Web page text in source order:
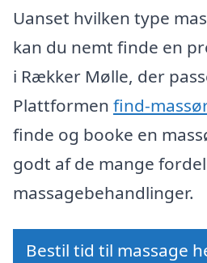
Uanset hvilken type
kan du nemt finde en
i Rækker Mølle, der
Plattformen find-
finde og booke en
godt af de mange
massagebehandlinger.
Bestil tid til massage